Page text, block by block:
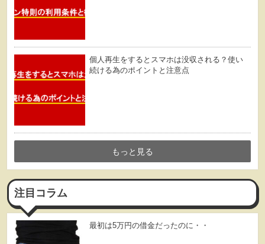
個人再生をするとスマホは没収される？使い
続ける為のポイントと注意点
もっと見る
注目コラム
最初は5万円の借金だったのに・・